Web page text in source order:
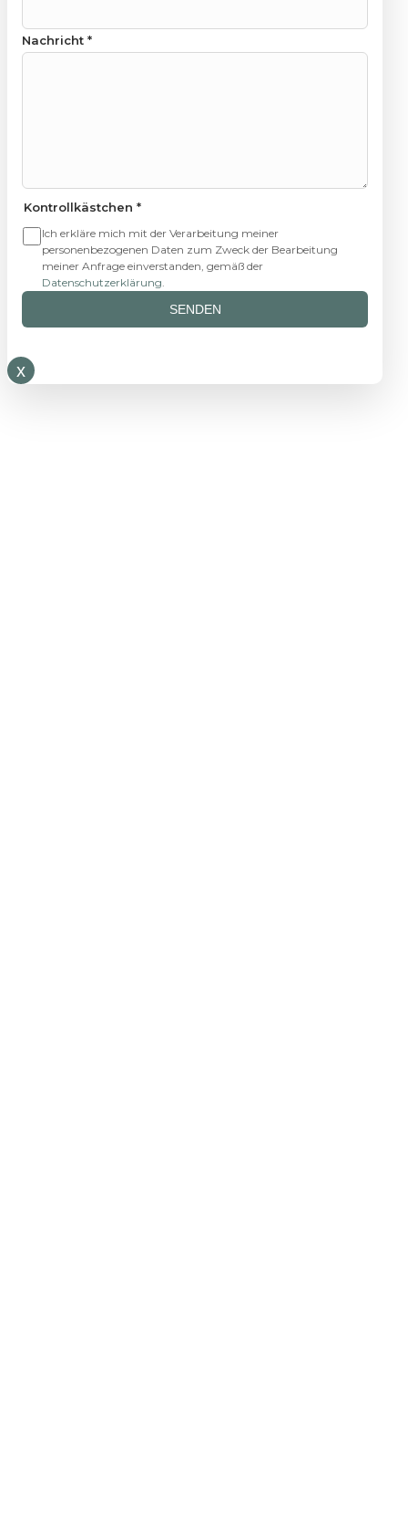
Nachricht *
Kontrollkästchen *
Ich erkläre mich mit der Verarbeitung meiner
personenbezogenen Daten zum Zweck der Bearbeitung
meiner Anfrage einverstanden, gemäß der
Datenschutzerklärung
SENDEN
x